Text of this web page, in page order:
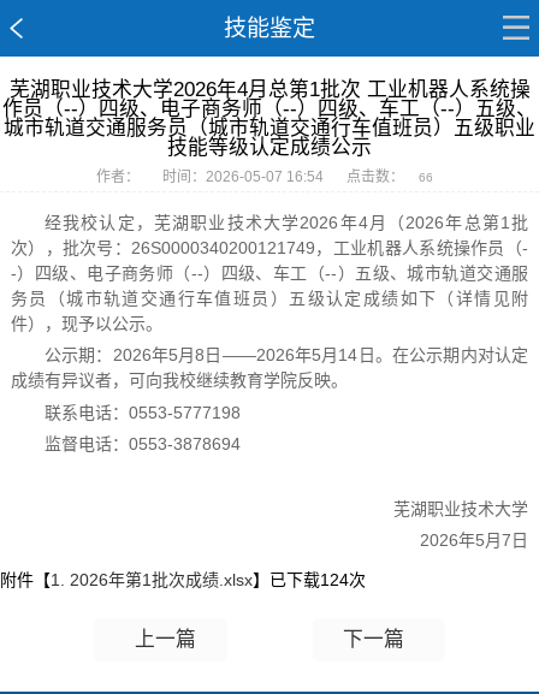
技能鉴定
芜湖职业技术大学2026年4月总第1批次 工业机器人系统操
作员（--）四级、电子商务师（--）四级、车工（--）五级、
城市轨道交通服务员（城市轨道交通行车值班员）五级职业
技能等级认定成绩公示
作者： 时间：2026-05-07 16:54 点击数： 66
经我校认定，芜湖职业技术大学2026年4月（2026年总第1批
次），批次号：26S0000340200121749，工业机器人系统操作员（-
-）四级、电子商务师（--）四级、车工（--）五级、城市轨道交通服
务员（城市轨道交通行车值班员）五级认定成绩如下（详情见附
件），现予以公示。
公示期：2026年5月8日——2026年5月14日。在公示期内对认定
成绩有异议者，可向我校继续教育学院反映。
联系电话：0553-5777198
监督电话：0553-3878694
芜湖职业技术大学
2026年5月7日
附件【1. 2026年第1批次成绩.xlsx】已下载124次
上一篇 下一篇